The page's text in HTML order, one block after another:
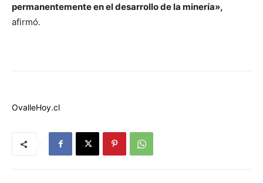
permanentemente en el desarrollo de la minería»,
afirmó.
OvalleHoy.cl